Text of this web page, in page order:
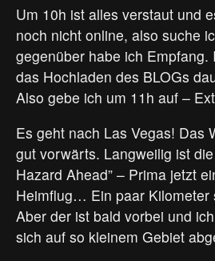
Um 10h ist alles verstaut und
noch nicht online, also suche
gegenüber habe ich
das Hochladen des BLOGs
Also gebe ich um 11h auf –
Es geht nach Las Vegas! Das
gut vorwärts. Langweilig ist
Hazard Ahead” – Prima jetzt
Heimflug… Ein paar Kilometer
Aber der ist bald vorbei und
sich auf so kleinem Gebiet